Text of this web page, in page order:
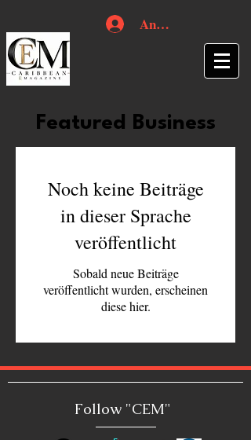
Anmelden
Featured Business
Noch keine Beiträge
in dieser Sprache
veröffentlicht
Sobald neue Beiträge
veröffentlicht wurden, erscheinen
diese hier.
Follow "CEM"